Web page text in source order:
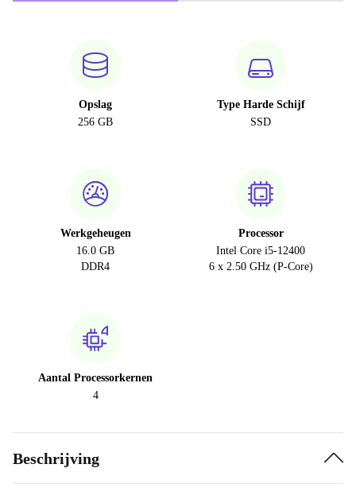
Opslag
256 GB
Type Harde Schijf
SSD
Werkgeheugen
16.0 GB
DDR4
Processor
Intel Core i5-12400
6 x 2.50 GHz (P-Core)
Aantal Processorkernen
4
Beschrijving